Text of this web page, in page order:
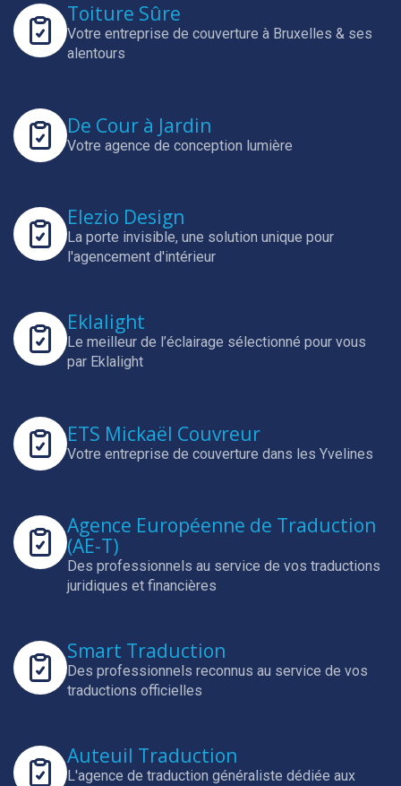
Toiture Sûre
Votre entreprise de couverture à Bruxelles & ses
alentours
De Cour à Jardin
Votre agence de conception lumière
Elezio Design
La porte invisible, une solution unique pour
l'agencement d'intérieur
Eklalight
Le meilleur de l’éclairage sélectionné pour vous
par Eklalight
ETS Mickaël Couvreur
Votre entreprise de couverture dans les Yvelines
Agence Européenne de Traduction
(AE-T)
Des professionnels au service de vos traductions
juridiques et financières
Smart Traduction
Des professionnels reconnus au service de vos
traductions officielles
Auteuil Traduction
L'agence de traduction généraliste dédiée aux